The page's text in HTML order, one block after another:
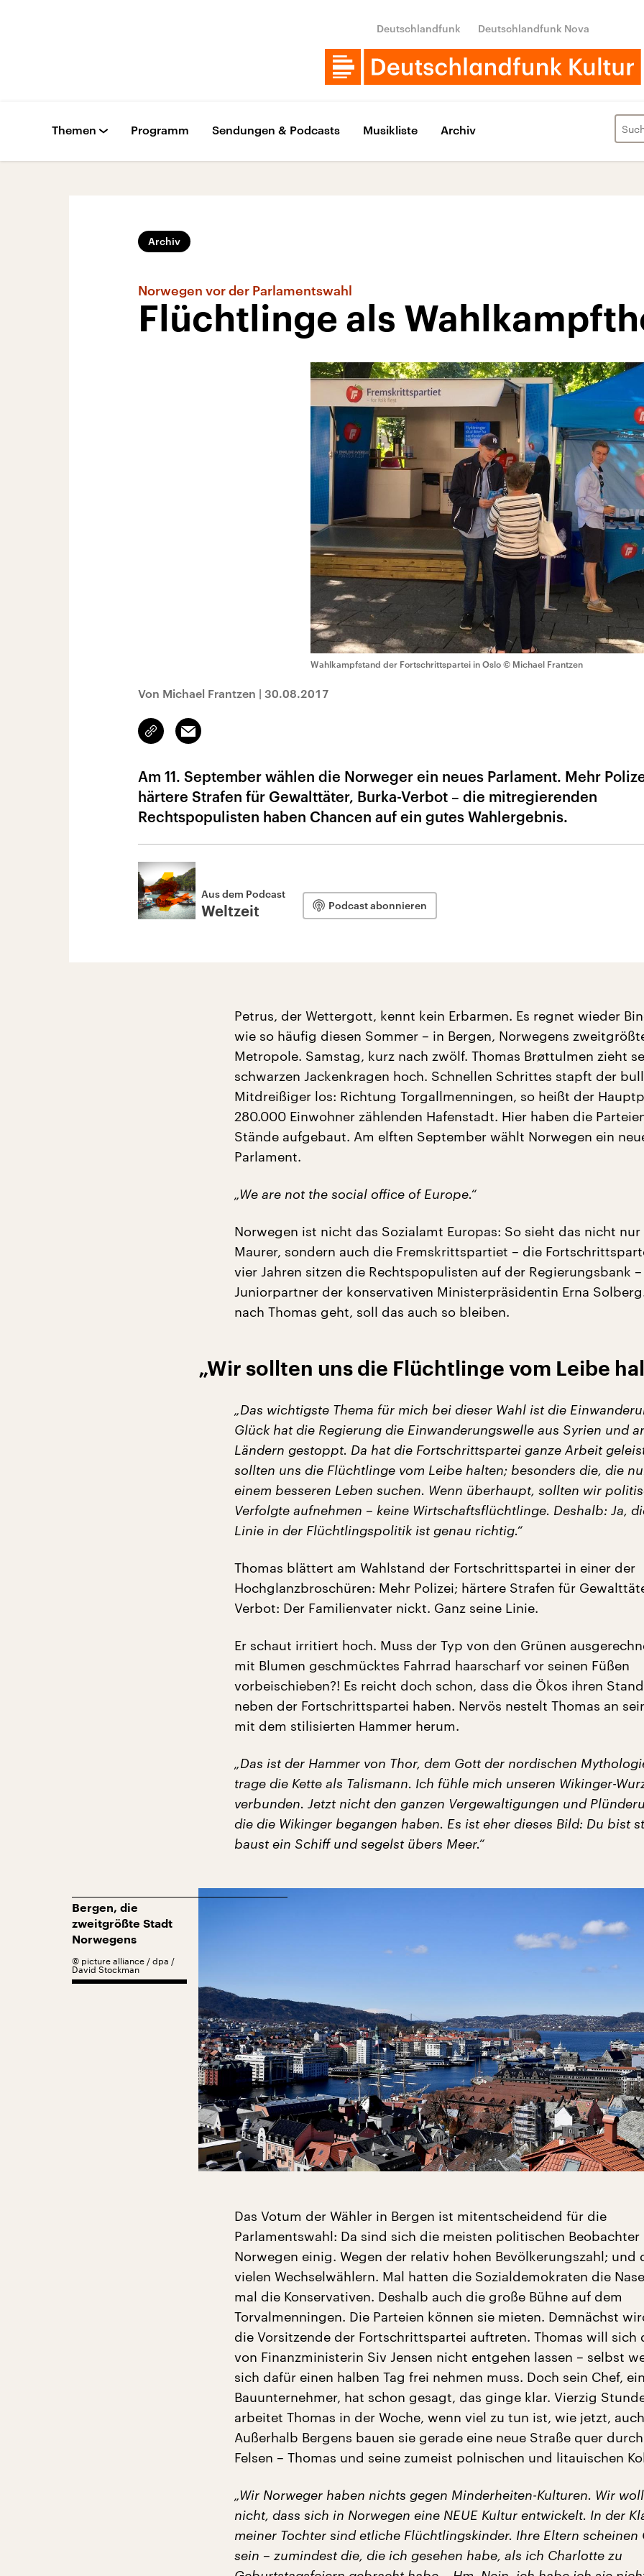
Deutschlandfunk Deutschlandfunk Nova
Themen Programm Sendungen & Podcasts Musikliste Archiv
Archiv
Norwegen vor der Parlamentswahl
Flüchtlinge als
Wahlkampfstand der Fortschrittspartei in Oslo © Michael Frantzen
Von Michael Frantzen | 30.08.2017
Link
kopieren/teilen
Email
Am 11. September wählen die Norweger ein neues Parlament. Mehr
härtere Strafen für Gewalttäter, Burka-Verbot – die mitregierenden
Rechtspopulisten haben Chancen auf ein gutes Wahlergebnis.
Aus dem Podcast
Weltzeit Podcast abonnieren
Petrus, der Wettergott, kennt kein Erbarmen. Es regnet wieder
wie so häufig diesen Sommer – in Bergen, Norwegens
Metropole. Samstag, kurz nach zwölf. Thomas Brøttulmen zieht
schwarzen Jackenkragen hoch. Schnellen Schrittes stapft der
Mitdreißiger los: Richtung Torgallmenningen, so heißt der
280.000 Einwohner zählenden Hafenstadt. Hier haben die
Stände aufgebaut. Am elften September wählt Norwegen ein
Parlament.
„We are not the social office of Europe.“
Norwegen ist nicht das Sozialamt Europas: So sieht das nicht nur
Maurer, sondern auch die Fremskrittspartiet – die
vier Jahren sitzen die Rechtspopulisten auf der Regierungsbank –
Juniorpartner der konservativen Ministerpräsidentin Erna
nach Thomas geht, soll das auch so bleiben.
„Wir sollten uns die Flüchtlinge vom Leibe
„Das wichtigste Thema für mich bei dieser Wahl ist die
Glück hat die Regierung die Einwanderungswelle aus Syrien und
Ländern gestoppt. Da hat die Fortschrittspartei ganze Arbeit
sollten uns die Flüchtlinge vom Leibe halten; besonders die, die
einem besseren Leben suchen. Wenn überhaupt, sollten wir
Verfolgte aufnehmen – keine Wirtschaftsflüchtlinge. Deshalb: Ja,
Linie in der Flüchtlingspolitik ist genau richtig.“
Thomas blättert am Wahlstand der Fortschrittspartei in einer der
Hochglanzbroschüren: Mehr Polizei; härtere Strafen für
Verbot: Der Familienvater nickt. Ganz seine Linie.
Er schaut irritiert hoch. Muss der Typ von den Grünen
mit Blumen geschmücktes Fahrrad haarscharf vor seinen Füßen
vorbeischieben?! Es reicht doch schon, dass die Ökos ihren
neben der Fortschrittspartei haben. Nervös nestelt Thomas an
mit dem stilisierten Hammer herum.
„Das ist der Hammer von Thor, dem Gott der nordischen
trage die Kette als Talismann. Ich fühle mich unseren Wikinger-
verbunden. Jetzt nicht den ganzen Vergewaltigungen und
die die Wikinger begangen haben. Es ist eher dieses Bild: Du bist
baust ein Schiff und segelst übers Meer.“
Bergen, die
zweitgrößte Stadt
Norwegens
© picture alliance / dpa /
David Stockman
Das Votum der Wähler in Bergen ist mitentscheidend für die
Parlamentswahl: Da sind sich die meisten politischen Beobachter
Norwegen einig. Wegen der relativ hohen Bevölkerungszahl; und
vielen Wechselwählern. Mal hatten die Sozialdemokraten die
mal die Konservativen. Deshalb auch die große Bühne auf dem
Torvalmenningen. Die Parteien können sie mieten. Demnächst
die Vorsitzende der Fortschrittspartei auftreten. Thomas will sich
von Finanzministerin Siv Jensen nicht entgehen lassen – selbst
sich dafür einen halben Tag frei nehmen muss. Doch sein Chef,
Bauunternehmer, hat schon gesagt, das ginge klar. Vierzig
arbeitet Thomas in der Woche, wenn viel zu tun ist, wie jetzt,
Außerhalb Bergens bauen sie gerade eine neue Straße quer
Felsen – Thomas und seine zumeist polnischen und litauischen
„Wir Norweger haben nichts gegen Minderheiten-Kulturen. Wir
nicht, dass sich in Norwegen eine NEUE Kultur entwickelt. In der
meiner Tochter sind etliche Flüchtlingskinder. Ihre Eltern scheinen
sein – zumindest die, die ich gesehen habe, als ich Charlotte zu